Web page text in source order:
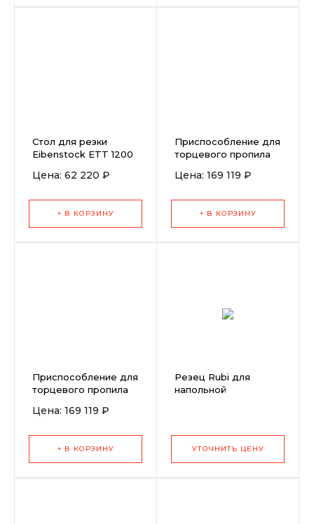
Стол для резки
Eibenstock ETT 1200
Цена: 62 220 ₽
+ В КОРЗИНУ
Приспособление для
торцевого пропила
ANR 130-200 3F
Цена: 169 119 ₽
+ В КОРЗИНУ
Приспособление для
торцевого пропила
ANR 130-200 1F
Цена: 169 119 ₽
+ В КОРЗИНУ
Резец Rubi для
напольной
УТОЧНИТЬ ЦЕНУ